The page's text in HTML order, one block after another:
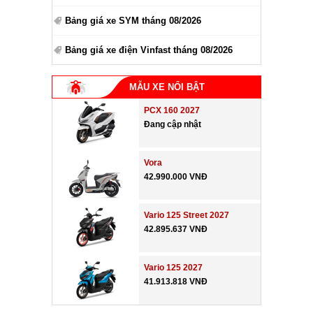
Bảng giá xe SYM tháng 08/2026
Bảng giá xe điện Vinfast tháng 08/2026
MẪU XE NỔI BẬT
PCX 160 2027
Đang cập nhật
Vora
42.990.000 VNĐ
Vario 125 Street 2027
42.895.637 VNĐ
Vario 125 2027
41.913.818 VNĐ